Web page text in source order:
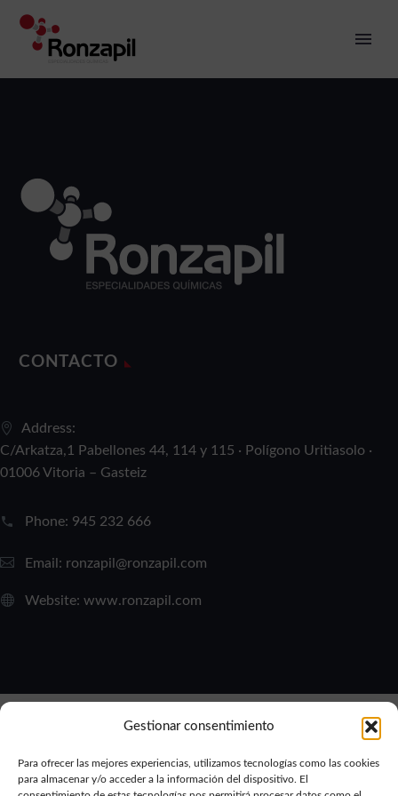
Gestionar consentimiento
Para ofrecer las mejores experiencias, utilizamos tecnologías como las cookies
para almacenar y/o acceder a la información del dispositivo. El
CONTACTO
Address:
C/Arkatza,1 Pabellones 44, 114 y 115 · Polígono Uritiasolo ·
01006 Vitoria – Gasteiz
Phone: 945 232 666
Email: ronzapil@ronzapil.com
Website: www.ronzapil.com